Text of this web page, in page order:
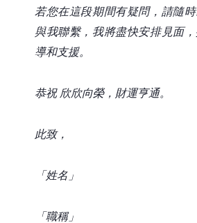
若您在這段期間有疑問，請隨時
與我聯繫，我將盡快安排見面
導和支援。
恭祝 欣欣向榮，財運亨通。
此致，
「姓名」
「職稱」